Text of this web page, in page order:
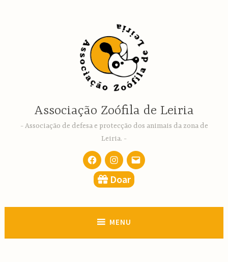
Associação Zoófila de Leiria
Associação de defesa e protecção dos animais da zona de
Leiria.
FacebookInstagram
email
Doar
MENU